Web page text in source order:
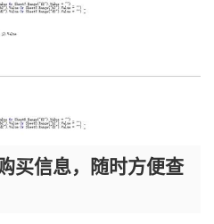
买信息，随时方便查